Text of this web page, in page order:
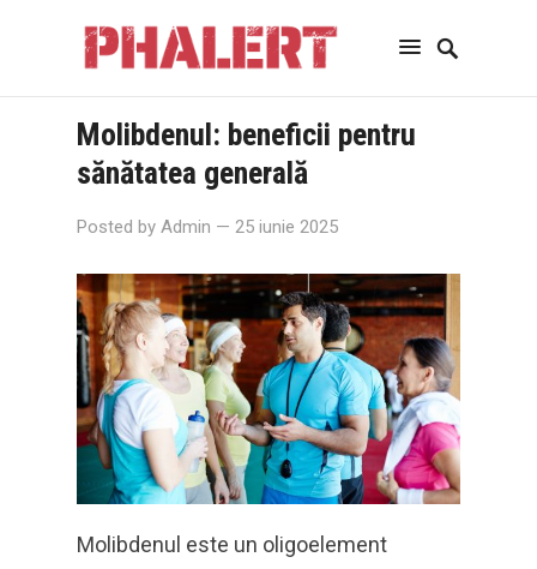
Molibdenul: beneficii pentru
sănătatea generală
Posted by Admin — 25 iunie 2025
Molibdenul este un oligoelement